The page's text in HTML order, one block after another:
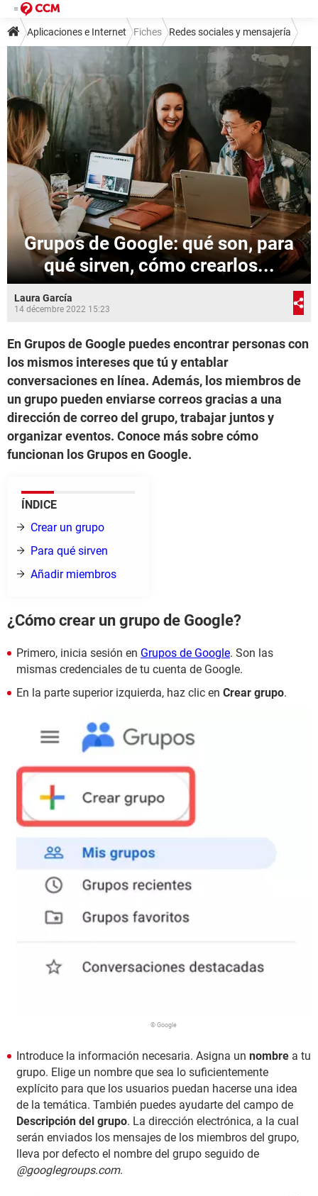
Aplicaciones e Internet Fiches Redes sociales y mensajería
Google+
Grupos de Google: qué son, para
qué sirven, cómo crearlos...
Laura García
14 décembre 2022 15:23
En Grupos de Google puedes encontrar personas con
los mismos intereses que tú y entablar
conversaciones en línea. Además, los miembros de
un grupo pueden enviarse correos gracias a una
dirección de correo del grupo, trabajar juntos y
organizar eventos. Conoce más sobre cómo
funcionan los Grupos en Google.
ÍNDICE
Crear un grupo
Para qué sirven
Añadir miembros
¿Cómo crear un grupo de Google?
Primero, inicia sesión en Grupos de Google. Son las
mismas credenciales de tu cuenta de Google.
En la parte superior izquierda, haz clic en Crear grupo.
© Google
Introduce la información necesaria. Asigna un nombre a tu
grupo. Elige un nombre que sea lo suficientemente
explícito para que los usuarios puedan hacerse una idea
de la temática. También puedes ayudarte del campo de
Descripción del grupo. La dirección electrónica, a la cual
serán enviados los mensajes de los miembros del grupo,
lleva por defecto el nombre del grupo seguido de
@googlegroups.com.